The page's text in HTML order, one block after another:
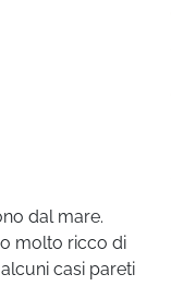
dal mare.
molto ricco di
casi pareti